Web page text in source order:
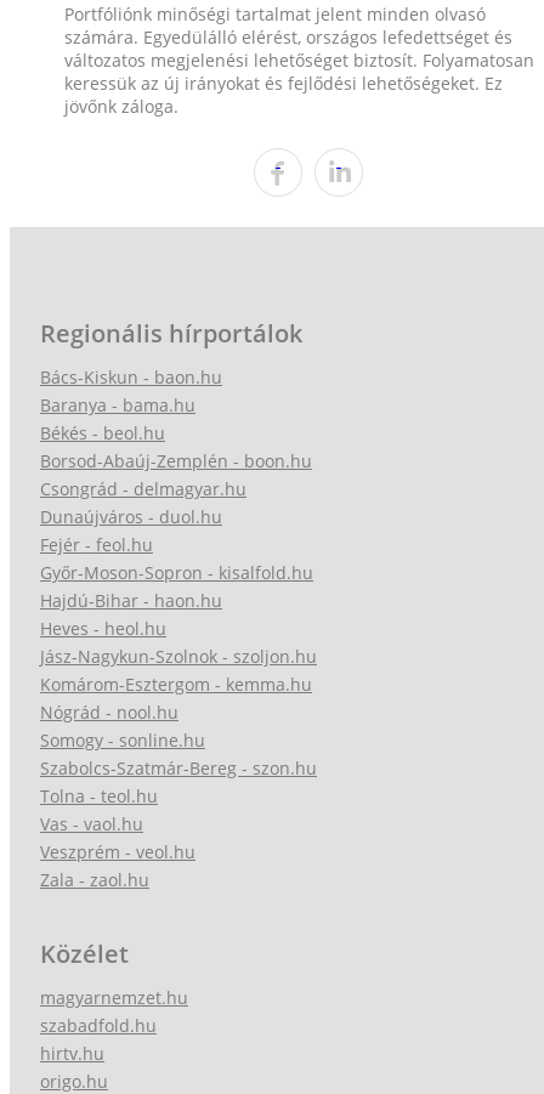
Portfóliónk minőségi tartalmat jelent minden olvasó
számára. Egyedülálló elérést, országos lefedettséget és
változatos megjelenési lehetőséget biztosít. Folyamatosan
keressük az új irányokat és fejlődési lehetőségeket. Ez
jövőnk záloga.
Regionális hírportálok
Bács-Kiskun - baon.hu
Baranya - bama.hu
Békés - beol.hu
Borsod-Abaúj-Zemplén - boon.hu
Csongrád - delmagyar.hu
Dunaújváros - duol.hu
Fejér - feol.hu
Győr-Moson-Sopron - kisalfold.hu
Hajdú-Bihar - haon.hu
Heves - heol.hu
Jász-Nagykun-Szolnok - szoljon.hu
Komárom-Esztergom - kemma.hu
Nógrád - nool.hu
Somogy - sonline.hu
Szabolcs-Szatmár-Bereg - szon.hu
Tolna - teol.hu
Vas - vaol.hu
Veszprém - veol.hu
Zala - zaol.hu
Közélet
magyarnemzet.hu
szabadfold.hu
hirtv.hu
origo.hu